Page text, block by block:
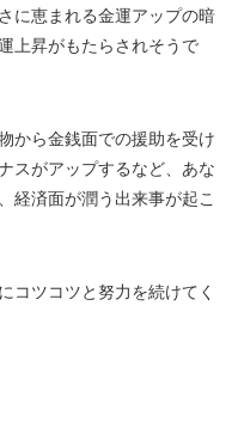
に恵まれる金運アップの暗
上昇がもたらされそうで
から金銭面での援助を受け
スがアップするなど、あな
経済面が潤う出来事が起こ
コツコツと努力を続けてく